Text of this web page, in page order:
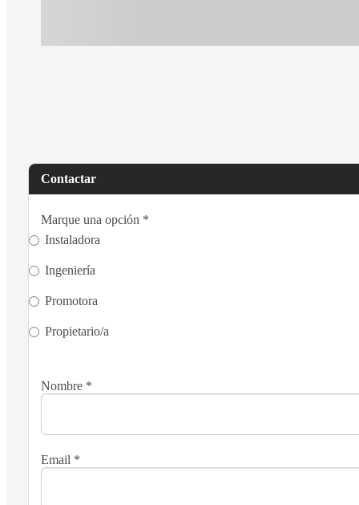
Contactar
Marque una opción *
Instaladora
Ingeniería
Promotora
Propietario/a
Nombre *
Email *